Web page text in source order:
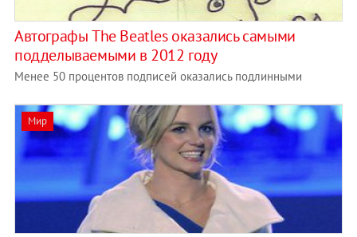
Автографы The Beatles оказались самыми
подделываемыми в 2012 году
Менее 50 процентов подписей оказались подлинными
Мир